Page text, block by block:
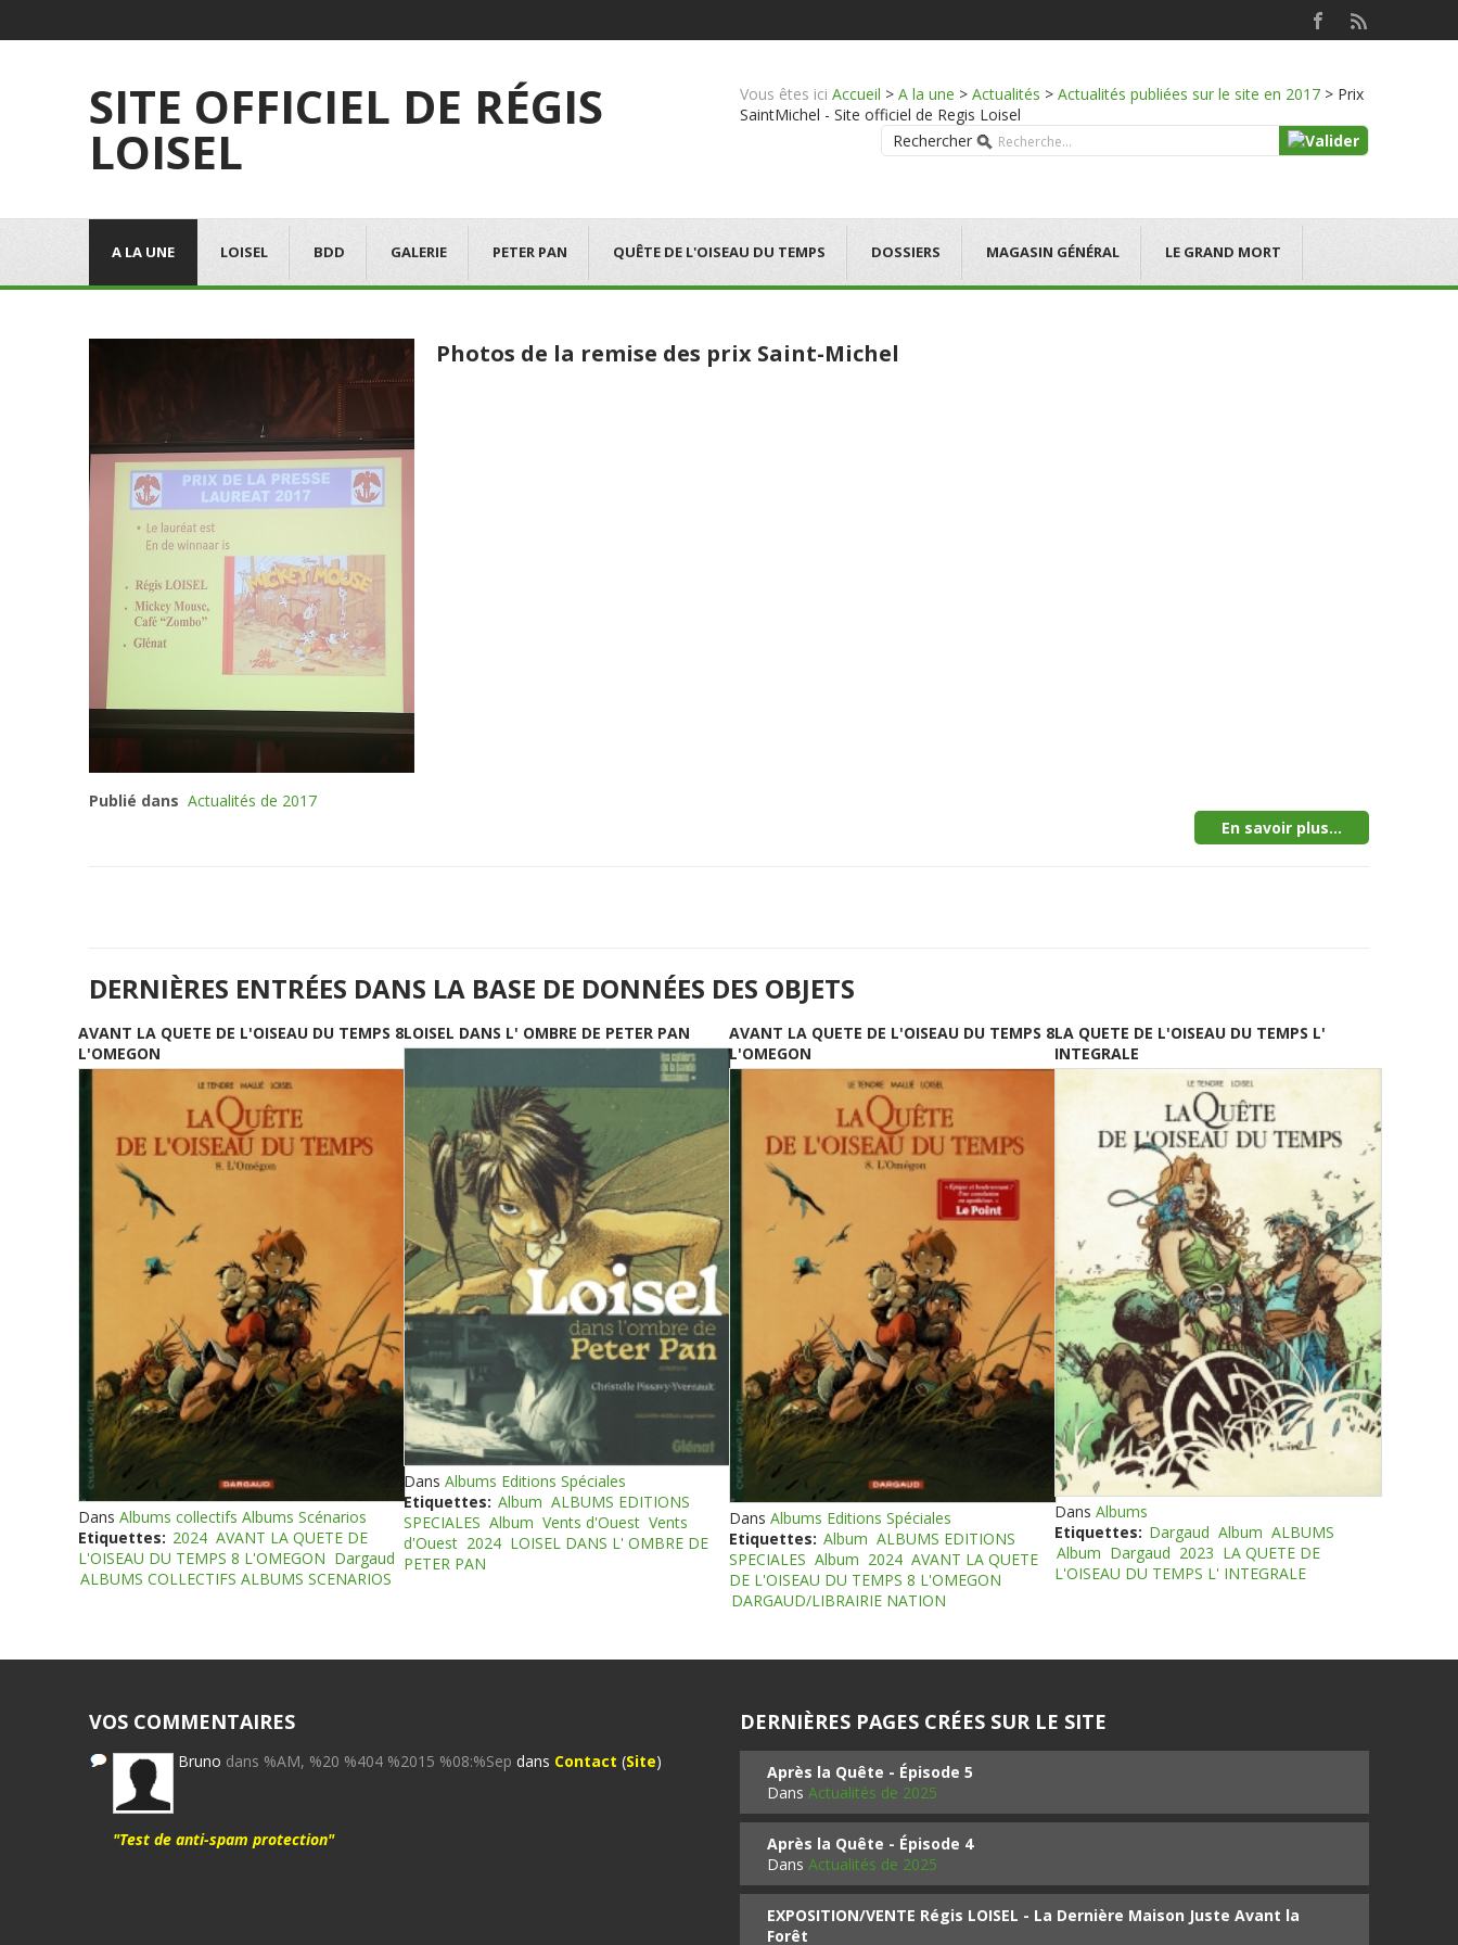
SITE OFFICIEL DE RÉGIS
LOISEL
Vous êtes ici Accueil > A la une > Actualités > Actualités publiées sur le site en 2017 > Prix
SaintMichel - Site officiel de Regis Loisel
Rechercher
A LA UNE LOISEL BDD GALERIE PETER PAN QUÊTE DE L'OISEAU DU TEMPS DOSSIERS MAGASIN GÉNÉRAL LE GRAND MORT
Photos de la remise des prix Saint-Michel
Publié dans Actualités de 2017
En savoir plus...
DERNIÈRES ENTRÉES DANS LA BASE DE DONNÉES DES OBJETS
AVANT LA QUETE DE L'OISEAU DU TEMPS 8
L'OMEGON
Dans Albums collectifs Albums Scénarios
Etiquettes: 2024 AVANT LA QUETE DE
L'OISEAU DU TEMPS 8 L'OMEGON Dargaud
ALBUMS COLLECTIFS ALBUMS SCENARIOS
LOISEL DANS L' OMBRE DE PETER PAN
Dans Albums Editions Spéciales
Etiquettes: Album ALBUMS EDITIONS
SPECIALES Album Vents d'Ouest Vents
d'Ouest 2024 LOISEL DANS L' OMBRE DE
PETER PAN
AVANT LA QUETE DE L'OISEAU DU TEMPS 8
L'OMEGON
Dans Albums Editions Spéciales
Etiquettes: Album ALBUMS EDITIONS
SPECIALES Album 2024 AVANT LA QUETE
DE L'OISEAU DU TEMPS 8 L'OMEGON
DARGAUD/LIBRAIRIE NATION
LA QUETE DE L'OISEAU DU TEMPS L'
INTEGRALE
Dans Albums
Etiquettes: Dargaud Album ALBUMS
Album Dargaud 2023 LA QUETE DE
L'OISEAU DU TEMPS L' INTEGRALE
VOS COMMENTAIRES
Bruno dans %AM, %20 %404 %2015 %08:%Sep dans Contact (Site)
"Test de anti-spam protection"
DERNIÈRES PAGES CRÉES SUR LE SITE
Après la Quête - Épisode 5
Dans Actualités de 2025
Après la Quête - Épisode 4
Dans Actualités de 2025
EXPOSITION/VENTE Régis LOISEL - La Dernière Maison Juste Avant la
Forêt